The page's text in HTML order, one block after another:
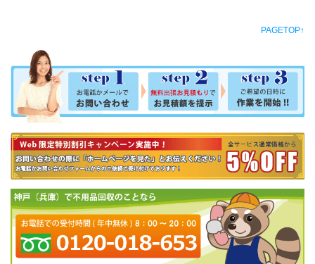
PAGETOP↑